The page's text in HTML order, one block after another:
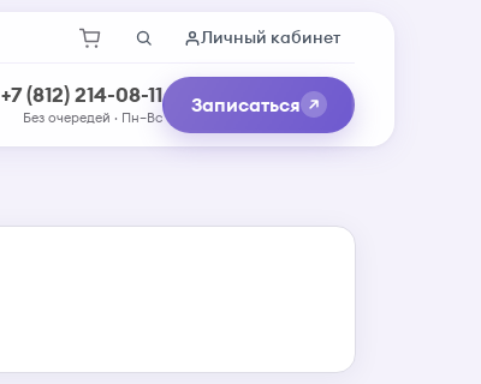
Личный кабинет
+7 (812) 214-08-11
Без очередей · Пн–Вс
Записаться